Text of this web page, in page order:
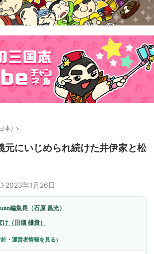
本) >
元にいじめられ続けた井伊家と松
2023年1月26日
編集長（石原 昌光）
け（田畑 雄貴）
・運営者情報を見る›